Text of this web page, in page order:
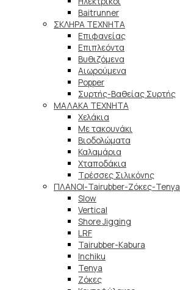
Baitrunner
ΣΚΛΗΡΑ ΤΕΧΝΗΤΑ
Επιφανείας
Επιπλεόντα
Βυθιζόμενα
Αιωρούμενα
Popper
Συρτής-Βαθείας Συρτής
ΜΑΛΑΚΑ TEXNHTA
Χελάκια
Με τακουνάκι
Βιοδολώματα
Καλαμάρια
Χταποδάκια
Τρέσσες Σιλικόνης
ΠΛΑΝΟΙ-Tairubber-Ζόκες-Tenya
Slow
Vertical
Shore Jigging
LRF
Tairubber-Kabura
Inchiku
Tenya
Ζόκες